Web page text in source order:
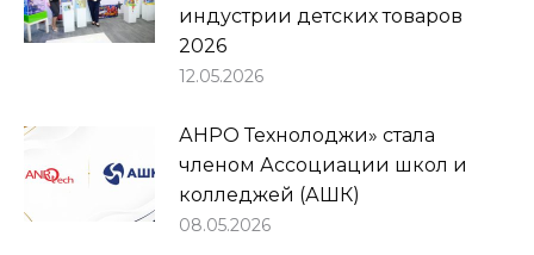
индустрии детских товаров
2026
12.05.2026
АНРО Технолоджи» стала
членом Ассоциации школ и
колледжей (АШК)
08.05.2026